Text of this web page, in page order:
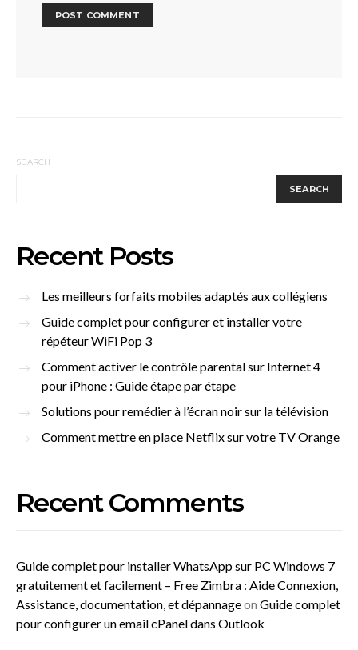
SEARCH
SEARCH
Recent Posts
Les meilleurs forfaits mobiles adaptés aux collégiens
Guide complet pour configurer et installer votre
répéteur WiFi Pop 3
Comment activer le contrôle parental sur Internet 4
pour iPhone : Guide étape par étape
Solutions pour remédier à l’écran noir sur la télévision
Comment mettre en place Netflix sur votre TV Orange
Recent Comments
Guide complet pour installer WhatsApp sur PC Windows 7
gratuitement et facilement – Free Zimbra : Aide Connexion,
Assistance, documentation, et dépannageon Guide complet
pour configurer un email cPanel dans Outlook